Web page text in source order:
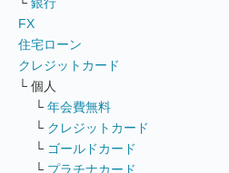
FX
住宅ローン
クレジットカード
└ 個人
└ 年会費無料
└ クレジットカード
└ ゴールドカード
└ プラチナカード